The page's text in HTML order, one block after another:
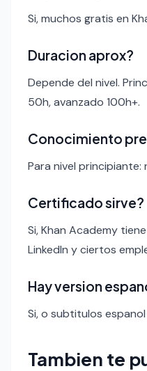
Si, muchos gratis en
Duracion aprox?
Depende del nivel.
50h, avanzado 100h+.
Conocimiento
Para nivel principiante:
Certificado sirve?
Si, Khan Academy
LinkedIn y ciertos
Hay version
Si, o subtitulos
Tambien te